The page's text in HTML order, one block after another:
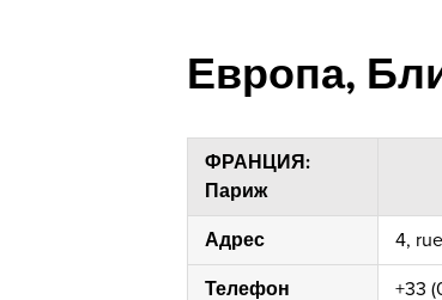
Европа,
ФРАНЦИЯ:
Париж
Адрес 4,
Телефон +33